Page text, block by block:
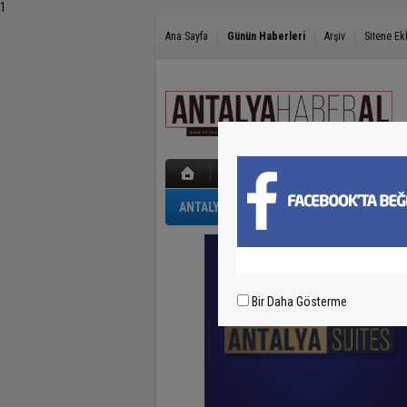
1
Ana Sayfa Günün Haberleri Arşiv Sitene
ANTALYA GÜNCEL POLİS-ADLİYE
Bir Daha Gösterme